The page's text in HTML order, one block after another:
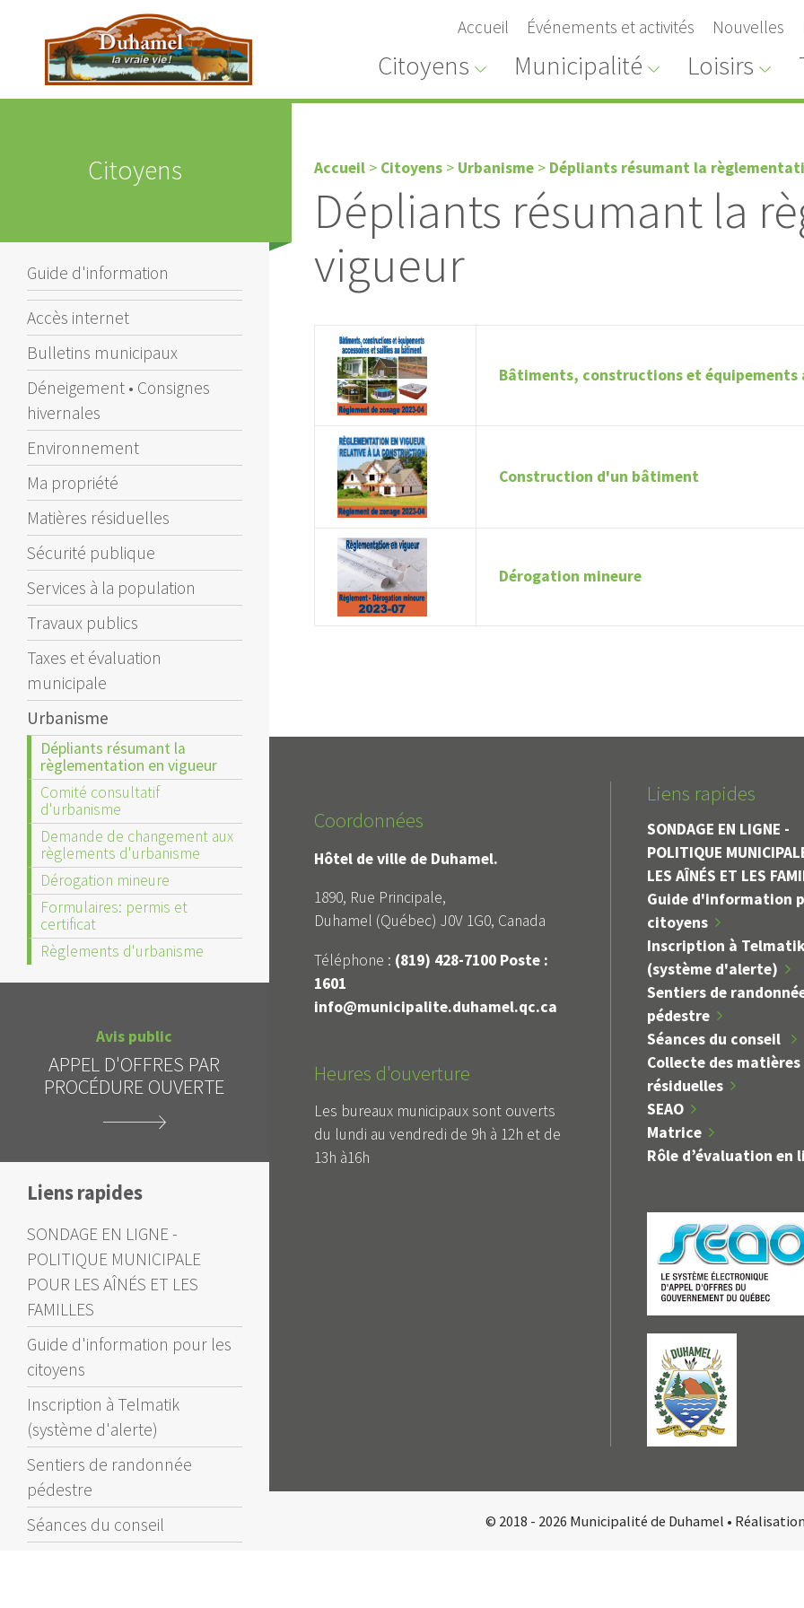
Accueil Événements et activités Nouvelles
Citoyens Municipalité Loisirs
Citoyens
Guide d'information
Accès internet
Bulletins municipaux
Déneigement • Consignes
hivernales
Environnement
Ma propriété
Matières résiduelles
Sécurité publique
Services à la population
Travaux publics
Taxes et évaluation
municipale
Urbanisme
Dépliants résumant la
règlementation en vigueur
Comité consultatif
d'urbanisme
Demande de changement aux
règlements d'urbanisme
Dérogation mineure
Formulaires: permis et
certificat
Règlements d'urbanisme
Avis public
APPEL D'OFFRES PAR
PROCÉDURE OUVERTE
DE LA DATE D'OUVERTURE
Alerte
INTERDICTION DE FEUX À
CIEL OUVERT
Liens rapides
SONDAGE EN LIGNE -
POLITIQUE MUNICIPALE
POUR LES AÎNÉS ET LES
FAMILLES
Guide d'information pour les
citoyens
Inscription à Telmatik
(système d'alerte)
Sentiers de randonnée
pédestre
Séances du conseil
Accueil > Citoyens > Urbanisme > Dépliants résumant la
Dépliants résumant la
vigueur
Bâtiments, constructions et équipements
Construction d'un bâtiment
Dérogation mineure
Coordonnées
Hôtel de ville de Duhamel.
1890, Rue Principale,
Duhamel (Québec) J0V 1G0, Canada
Téléphone : (819) 428-7100 Poste :
1601
info@municipalite.duhamel.qc.ca
Heures d'ouverture
Les bureaux municipaux sont ouverts
du lundi au vendredi de 9h à 12h et de
13h à16h
Liens rapides
SONDAGE EN LIGNE -
POLITIQUE
LES AÎNÉS ET LES
Guide d'information
citoyens
Inscription à
(système d'alerte)
Sentiers de
pédestre
Séances du conseil
Collecte des matières
résiduelles
SEAO
Matrice
Rôle d’évaluation en
© 2018 - 2026 Municipalité de Duhamel • Réalisation